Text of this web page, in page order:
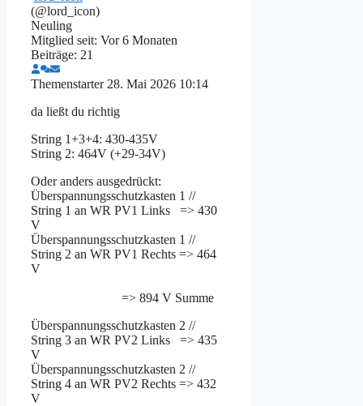
(@lord_icon)
Neuling
Mitglied seit: Vor 6 Monaten
Beiträge: 21
Themenstarter 28. Mai 2026 10:14
da ließt du richtig
String 1+3+4: 430-435V
String 2: 464V (+29-34V)
Oder anders ausgedrückt:
Überspannungsschutzkasten 1 //
String 1 an WR PV1 Links => 430
V
Überspannungsschutzkasten 1 //
String 2 an WR PV1 Rechts => 464
V
=> 894 V Summe
Überspannungsschutzkasten 2 //
String 3 an WR PV2 Links => 435
V
Überspannungsschutzkasten 2 //
String 4 an WR PV2 Rechts => 432
V